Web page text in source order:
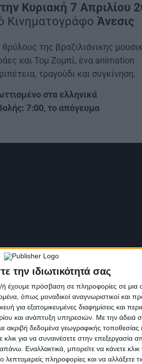
την ιδιωτικότητά σας
ή έχουμε πρόσβαση σε πληροφορίες σε
όπως μοναδικοί αναγνωριστικοί και
για εξατομικευμένες διαφημίσεις και
και ανάπτυξη υπηρεσιών. Με την άδειά
ακριβή δεδομένα γεωγραφικής τοποθεσίας
για να συναινέσετε στην επεξεργασία
Εναλλακτικά, μπορείτε να κάνετε κλικ
πληροφορίες και να αλλάξετε
Κυριακή 7 Απριλίου
Κινηματογράφο Άνεσις
της βραζιλιάνικης
και Τομ Ζομπί, ένα animation
τραγούδι και συγκίνηση.
στα ελληνικά
7:00, το απόγευμα